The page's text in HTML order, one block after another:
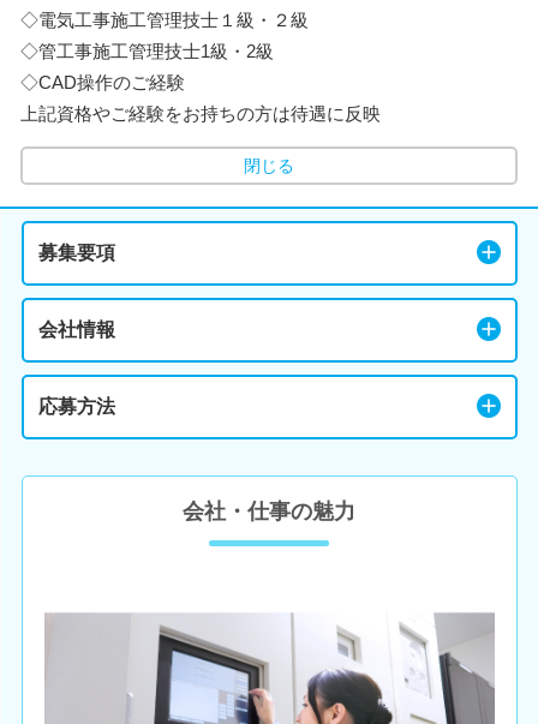
◇電気工事施工管理技士１級・２級
◇管工事施工管理技士1級・2級
◇CAD操作のご経験
上記資格やご経験をお持ちの方は待遇に反映
閉じる
募集要項
会社情報
応募方法
会社・仕事の魅力